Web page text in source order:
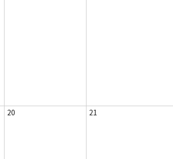
20 21